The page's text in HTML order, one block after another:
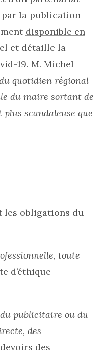
par la publication
disponible en
et détaille la
19. M. Michel
quotidien régional
du maire sortant de
plus scandaleuse que
les obligations du
toute
d’éthique
publicitaire ou du
des
des